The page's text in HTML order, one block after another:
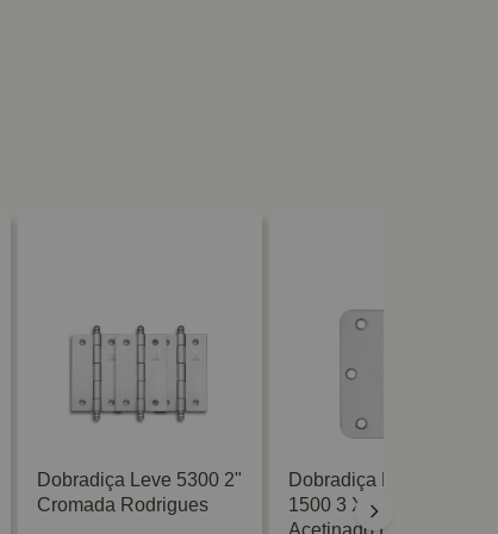
Dobradiça Leve 5300 2"
Cromada Rodrigues
Dobradiça Redonda
1500 3 X 2.5 Aço R15
Acetinado La Fonte